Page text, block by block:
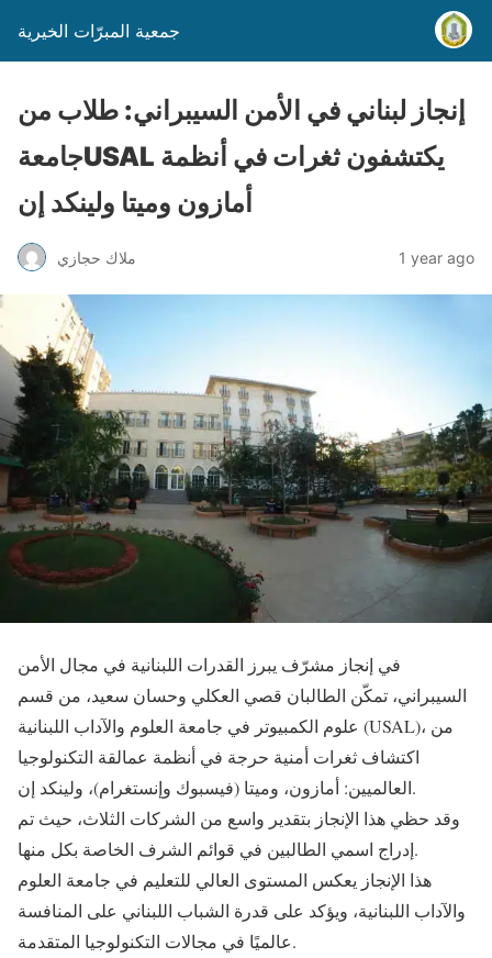
جمعية المبرّات الخيرية
إنجاز لبناني في الأمن السيبراني: طلاب من
جامعةUSAL يكتشفون ثغرات في أنظمة
أمازون وميتا ولينكد إن
ملاك حجازي 1 year ago
في إنجاز مشرّف يبرز القدرات اللبنانية في مجال الأمن
السيبراني، تمكّن الطالبان قصي العكلي وحسان سعيد، من قسم
علوم الكمبيوتر في جامعة العلوم والآداب اللبنانية (USAL)، من
اكتشاف ثغرات أمنية حرجة في أنظمة عمالقة التكنولوجيا
العالميين: أمازون، وميتا (فيسبوك وإنستغرام)، ولينكد إن.
وقد حظي هذا الإنجاز بتقدير واسع من الشركات الثلاث، حيث تم
إدراج اسمي الطالبين في قوائم الشرف الخاصة بكل منها.
هذا الإنجاز يعكس المستوى العالي للتعليم في جامعة العلوم
والآداب اللبنانية، ويؤكد على قدرة الشباب اللبناني على المنافسة
عالميًا في مجالات التكنولوجيا المتقدمة.